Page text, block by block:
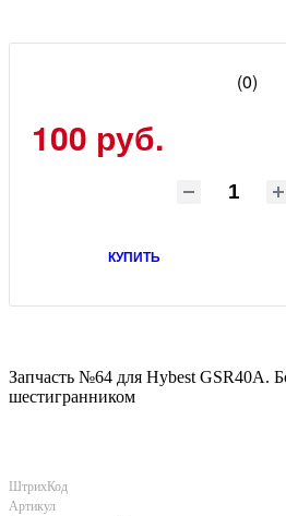
(0)
100 руб.
КУПИТЬ
Запчасть №64 для Hybest GSR40A.
шестигранником
ШтрихКод
Артикул